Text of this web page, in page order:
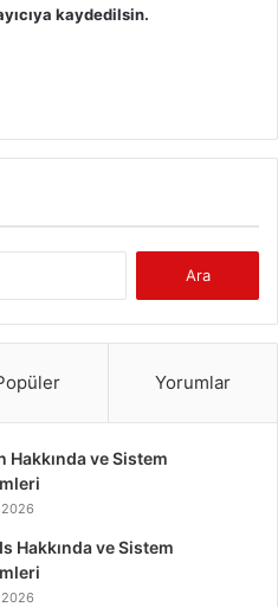
kaydedilsin.
Yorumlar
Hakkında ve Sistem
Hakkında ve Sistem